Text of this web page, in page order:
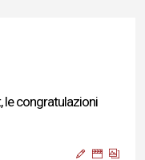
le congratulazioni